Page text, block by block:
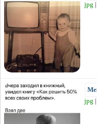
jpg
jpg